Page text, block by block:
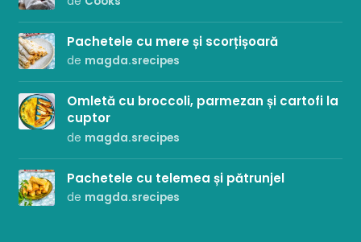
Pachetele cu mere și scorțișoară
de magda.srecipes
Omletă cu broccoli, parmezan și cartofi la
cuptor
de magda.srecipes
Pachetele cu telemea și pătrunjel
de magda.srecipes